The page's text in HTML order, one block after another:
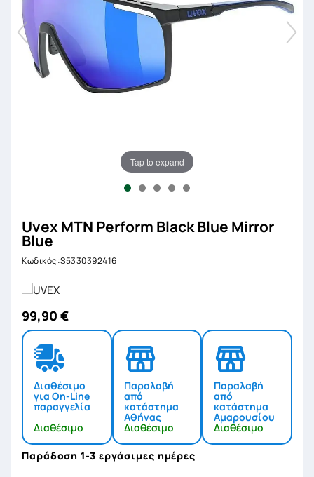
Tap to expand
Uvex MTN Perform Black Blue Mirror
Blue
Κωδικός:S5330392416
99,90 €
Διαθέσιμο
για On-Line
παραγγελία
Διαθέσιμο
Παραλαβή
από
κατάστημα
Αθήνας
Διαθέσιμο
Παραλαβή
από
κατάστημα
Αμαρουσίου
Διαθέσιμο
Παράδοση 1-3 εργάσιμες ημέρες